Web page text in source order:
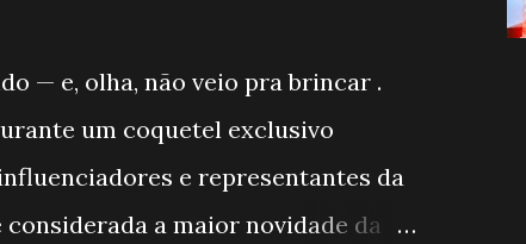
— e, olha, não veio pra brincar .
um coquetel exclusivo
e representantes da
considerada a maior novidade da